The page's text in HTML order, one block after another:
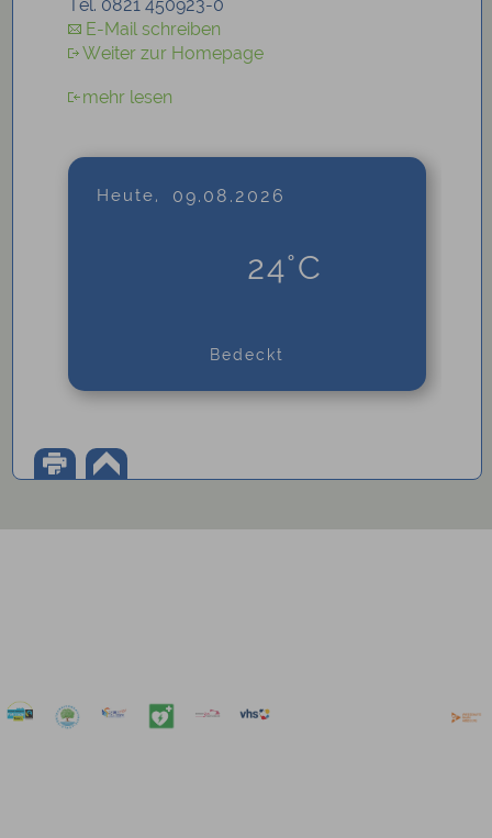
Tel. 0821 450923-0
E-Mail schreiben
Weiter zur Homepage
mehr lesen
Heute, 09.08.2026
24°C
Bedeckt